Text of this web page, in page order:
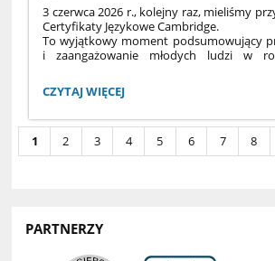
3 czerwca 2026 r., kolejny raz, mieliśmy
Certyfikaty Językowe Cambridge.
To wyjątkowy moment podsumowujący
i zaangażowanie młodych ludzi w
z lektoratu na studiach oraz
języka angielskiego, którą można wpisać w
kształtowania własnej przyszłości.
#CambridgeEnglishPreparationCentre
ROZDANIE
JĘZYKOWYCH
CAMBRIDGE:
CZYTAJ WIĘCEJ
1 2 3 4 5 6 7 8
PARTNERZY